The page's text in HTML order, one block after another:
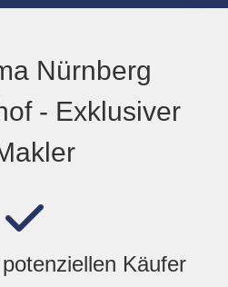
Nürnberg
- Exklusiver
Käufer